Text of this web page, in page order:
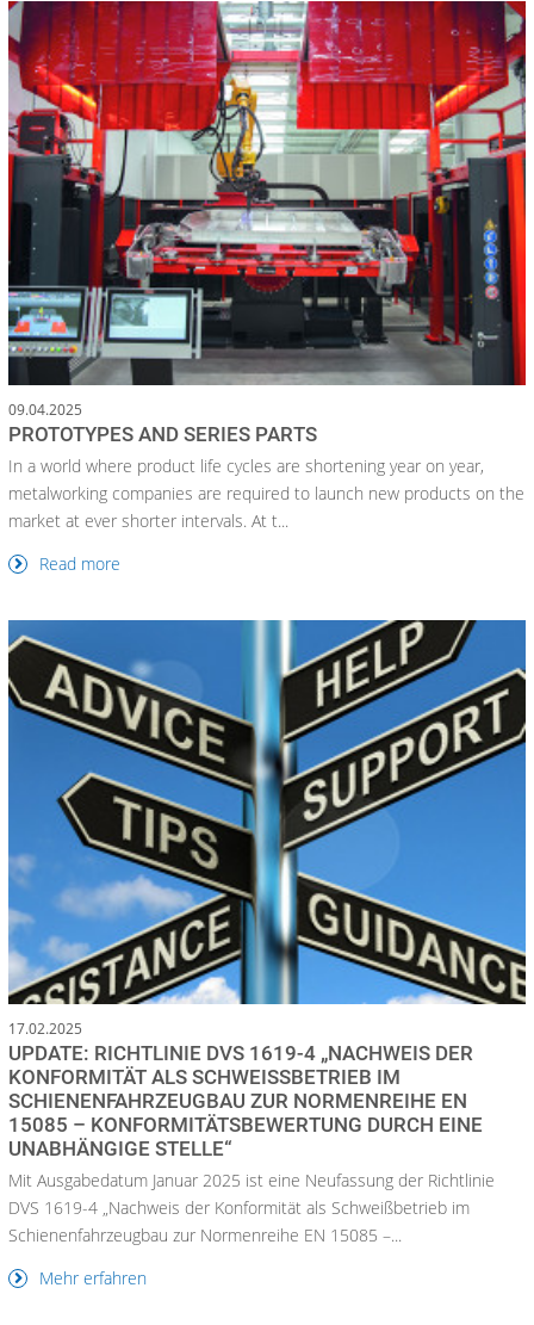
09.04.2025
PROTOTYPES AND SERIES PARTS
In a world where product life cycles are shortening year on year,
metalworking companies are required to launch new products on the
market at ever shorter intervals. At t...
Read more
17.02.2025
UPDATE: RICHTLINIE DVS 1619-4 „NACHWEIS DER
KONFORMITÄT ALS SCHWEISSBETRIEB IM S
CHIENENFAHRZEUGBAU ZUR NORMENREIHE EN 1
5085 – KONFORMITÄTSBEWERTUNG DURCH EINE U
NABHÄNGIGE STELLE“
Mit Ausgabedatum Januar 2025 ist eine Neufassung der Richtlinie
DVS 1619-4 „Nachweis der Konformität als Schweißbetrieb im
Schienenfahrzeugbau zur Normenreihe EN 15085 –...
Mehr erfahren